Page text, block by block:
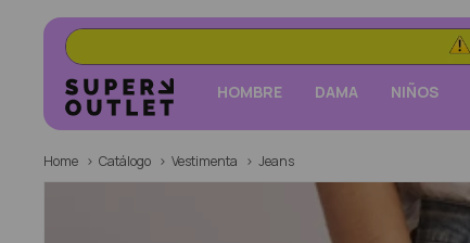
HOMBRE DAMA NIÑOS
Home Catálogo Vestimenta Jeans